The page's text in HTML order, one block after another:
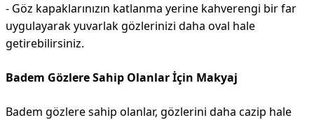
- Göz kapaklarınızın katlanma yerine kahverengi bir far
uygulayarak yuvarlak gözlerinizi daha oval hale
getirebilirsiniz.
Badem Gözlere Sahip Olanlar İçin Makyaj
Badem gözlere sahip olanlar, gözlerini daha cazip hale